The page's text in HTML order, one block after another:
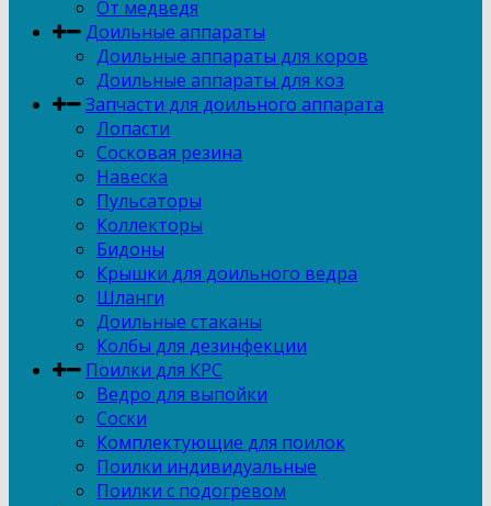
От медведя
Доильные аппараты
Доильные аппараты для коров
Доильные аппараты для коз
Запчасти для доильного аппарата
Лопасти
Сосковая резина
Навеска
Пульсаторы
Коллекторы
Бидоны
Крышки для доильного ведра
Шланги
Доильные стаканы
Колбы для дезинфекции
Поилки для КРС
Ведро для выпойки
Соски
Комплектующие для поилок
Поилки индивидуальные
Поилки с подогревом